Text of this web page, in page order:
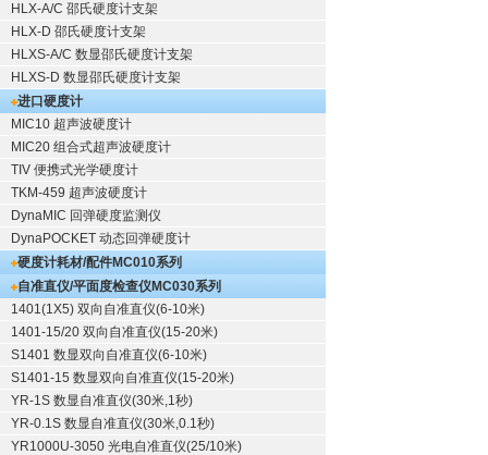
HLX-A/C 邵氏硬度计支架
HLX-D 邵氏硬度计支架
HLXS-A/C 数显邵氏硬度计支架
HLXS-D 数显邵氏硬度计支架
进口硬度计
MIC10 超声波硬度计
MIC20 组合式超声波硬度计
TIV 便携式光学硬度计
TKM-459 超声波硬度计
DynaMIC 回弹硬度监测仪
DynaPOCKET 动态回弹硬度计
硬度计耗材/配件MC010系列
自准直仪/平面度检查仪MC030系列
1401(1X5) 双向自准直仪(6-10米)
1401-15/20 双向自准直仪(15-20米)
S1401 数显双向自准直仪(6-10米)
S1401-15 数显双向自准直仪(15-20米)
YR-1S 数显自准直仪(30米,1秒)
YR-0.1S 数显自准直仪(30米,0.1秒)
YR1000U-3050 光电自准直仪(25/10米)